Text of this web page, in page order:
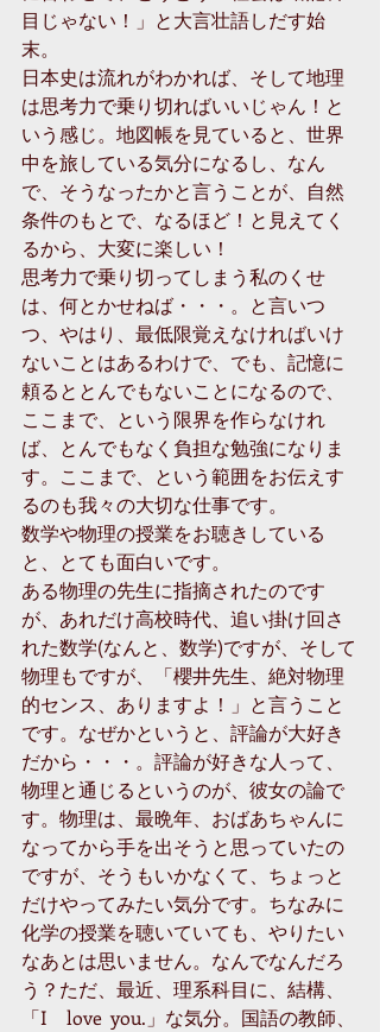
目じゃない！」と大言壮語しだす始
末。
日本史は流れがわかれば、そして地理
は思考力で乗り切ればいいじゃん！と
いう感じ。地図帳を見ていると、世界
中を旅している気分になるし、なん
で、そうなったかと言うことが、自然
条件のもとで、なるほど！と見えてく
るから、大変に楽しい！
思考力で乗り切ってしまう私のくせ
は、何とかせねば・・・。と言いつ
つ、やはり、最低限覚えなければいけ
ないことはあるわけで、でも、記憶に
頼るととんでもないことになるので、
ここまで、という限界を作らなけれ
ば、とんでもなく負担な勉強になりま
す。ここまで、という範囲をお伝えす
るのも我々の大切な仕事です。
数学や物理の授業をお聴きしている
と、とても面白いです。
ある物理の先生に指摘されたのです
が、あれだけ高校時代、追い掛け回さ
れた数学(なんと、数学)ですが、そして
物理もですが、「櫻井先生、絶対物理
的センス、ありますよ！」と言うこと
です。なぜかというと、評論が大好き
だから・・・。評論が好きな人って、
物理と通じるというのが、彼女の論で
す。物理は、最晩年、おばあちゃんに
なってから手を出そうと思っていたの
ですが、そうもいかなくて、ちょっと
だけやってみたい気分です。ちなみに
化学の授業を聴いていても、やりたい
なあとは思いません。なんでなんだろ
う？ただ、最近、理系科目に、結構、
「I　love  you.」な気分。国語の教師、